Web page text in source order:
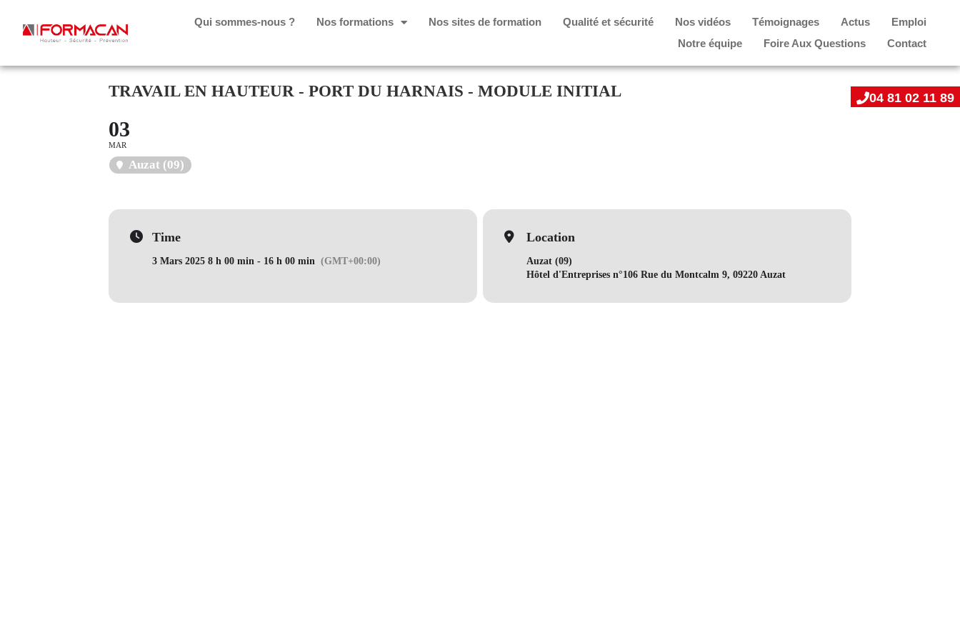
Qui sommes-nous ? Nos formations Nos sites de formation Qualité et sécurité Nos vidéos Témoignages Actus
Emploi
Notre équipe
Foire Aux Questions Contact
04 81 02 11 89
TRAVAIL EN HAUTEUR - PORT DU HARNAIS - MODULE INITIAL
03
MAR
Auzat (09)
Time
3 Mars 2025 8 h 00 min - 16 h 00 min (GMT+00:00)
Location
Auzat (09)
Hôtel d'Entreprises n°106 Rue du Montcalm 9, 09220 Auzat